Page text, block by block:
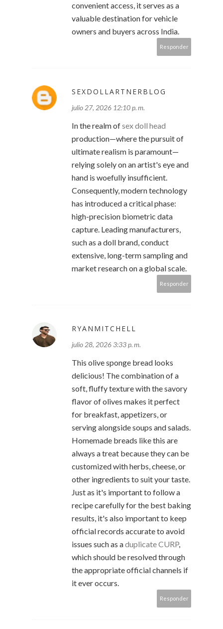
convenient access, it serves as a
valuable destination for vehicle
owners and buyers across India.
Responder
SEXDOLLARTNERBLOG
julio 27, 2026 12:10 p. m.
In the realm ofsex doll head
production—where the pursuit of
ultimate realism is paramount—
relying solely on an artist's eye and
hand is woefully insufficient.
Consequently, modern technology
has introduced a critical phase:
high-precision biometric data
capture. Leading manufacturers,
such as a doll brand, conduct
extensive, long-term sampling and
market research on a global scale.
Responder
RYANMITCHELL
julio 28, 2026 3:33 p. m.
This olive sponge bread looks
delicious! The combination of a
soft, fluffy texture with the savory
flavor of olives makes it perfect
for breakfast, appetizers, or
serving alongside soups and salads.
Homemade breads like this are
always a treat because they can be
customized with herbs, cheese, or
other ingredients to suit your taste.
Just as it's important to follow a
recipe carefully for the best baking
results, it's also important to keep
official records accurate to avoid
issues such as aduplicate CURP,
which should be resolved through
the appropriate official channels if
it ever occurs.
Responder